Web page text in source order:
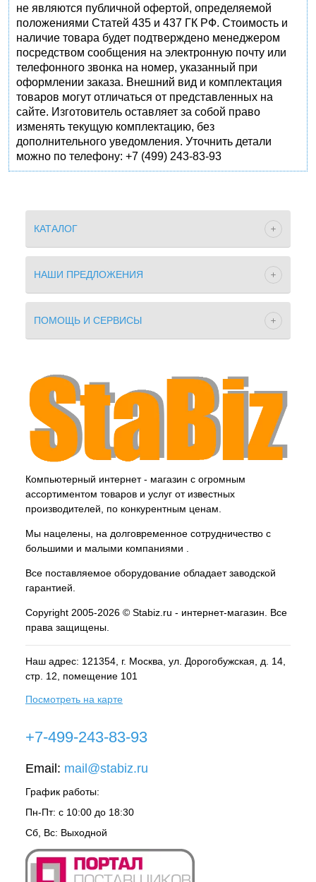
не являются публичной офертой, определяемой
положениями Статей 435 и 437 ГК РФ. Стоимость и
наличие товара будет подтверждено менеджером
посредством сообщения на электронную почту или
телефонного звонка на номер, указанный при
оформлении заказа. Внешний вид и комплектация
товаров могут отличаться от представленных на
сайте. Изготовитель оставляет за собой право
изменять текущую комплектацию, без
дополнительного уведомления. Уточнить детали
можно по телефону: +7 (499) 243-83-93
КАТАЛОГ
НАШИ ПРЕДЛОЖЕНИЯ
ПОМОЩЬ И СЕРВИСЫ
Компьютерный интернет - магазин с огромным
ассортиментом товаров и услуг от известных
производителей, по конкурентным ценам.
Мы нацелены, на долговременное сотрудничество с
большими и малыми компаниями .
Все поставляемое оборудование обладает заводской
гарантией.
Copyright 2005-2026 © Stabiz.ru - интернет-магазин. Все
права защищены.
Наш адрес: 121354, г. Москва , ул. Дорогобужская, д. 14,
стр. 12, помещение 101
Посмотреть на карте
+7-499-243-83-93
Email: mail@stabiz.ru
График работы:
Пн-Пт: с 10:00 до 18:30
Сб, Вс: Выходной